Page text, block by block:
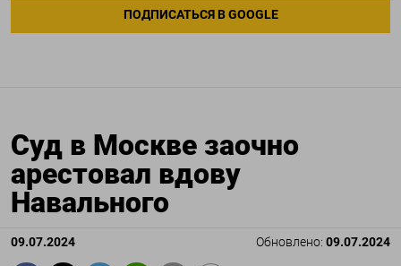
ПОДПИСАТЬСЯ В GOOGLE
Суд в Москве заочно
арестовал вдову
Навального
09.07.2024 Обновлено: 09.07.2024